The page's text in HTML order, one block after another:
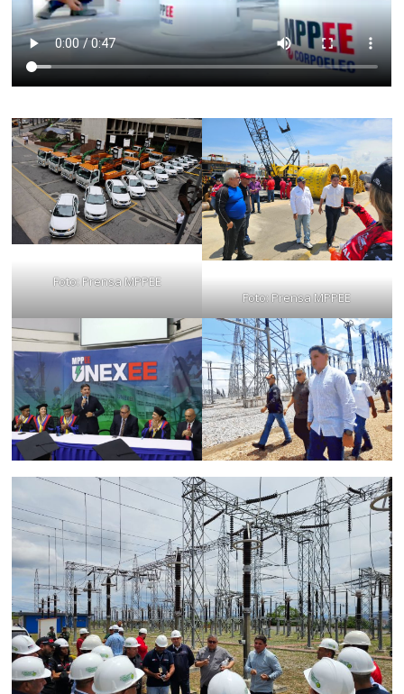
Foto: Prensa MPPEE
Foto: Prensa MPPEE